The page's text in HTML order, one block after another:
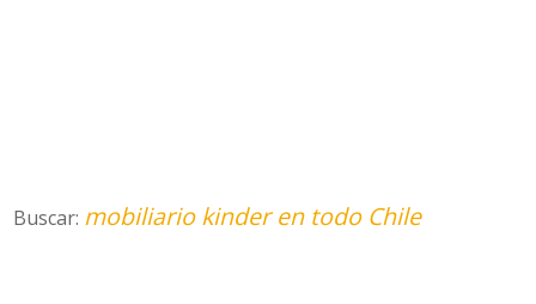
Buscar: mobiliario kinder en todo Chile